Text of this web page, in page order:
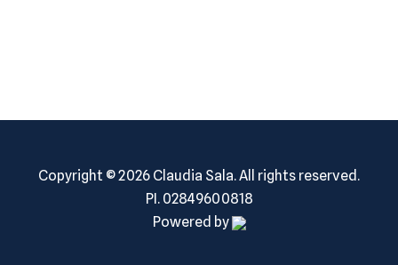
Copyright © 2026 Claudia Sala.All rights reserved.
PI. 02849600818
Powered by